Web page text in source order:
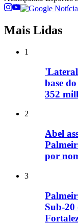
Mais Lidas
1
base
352
2
Abel
por
3
Sub-20